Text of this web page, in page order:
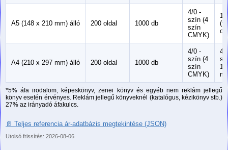
A5 (148 x 210 mm) álló 200 oldal 1000 db
4/0 -
szín (4
szín
CMYK)
1/
A4 (210 x 297 mm) álló 200 oldal 1000 db
4/0 -
szín (4
szín
CMYK)
4/
*5% áfa irodalom, képeskönyv, zenei könyv és egyéb nem reklám jellegű
könyv esetén érvényes. Reklám jellegű könyveknél (katalógus, kézikönyv stb.)
27% az irányadó áfakulcs.
📄 Teljes referencia ár-adatbázis megtekintése (JSON)
Utolsó frissítés: 2026-08-06